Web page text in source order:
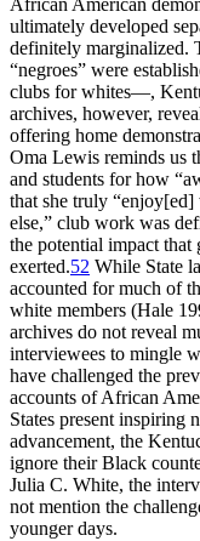
African American
ultimately developed
definitely marginalized.
“negroes” were
clubs for whites—,
archives, however,
offering home
Oma Lewis reminds us
and students for how
that she truly
else,” club work was
the potential impact that
exerted.52 While State
accounted for much of
white members (Hale
archives do not reveal
interviewees to mingle
have challenged the
accounts of African
States present inspiring
advancement, the
ignore their Black
Julia C. White, the
not mention the
younger days.